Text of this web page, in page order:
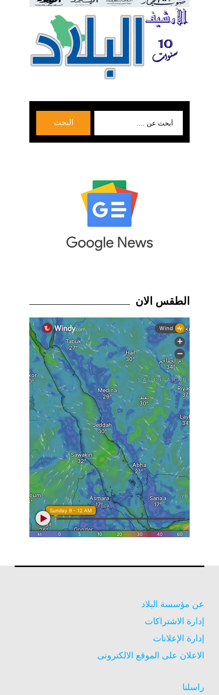
البحث
الطقس الان
عن مؤسسة البلاد
إدارة الاشتراكات
إدارة الإعلانات
الاعلان على الموقع الالكترونى
راسلنا